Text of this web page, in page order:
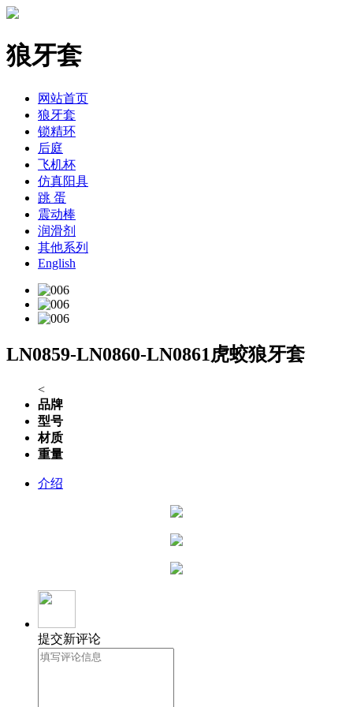
狼牙套
网站首页
狼牙套
锁精环
后庭
飞机杯
仿真阳具
跳 蛋
震动棒
润滑剂
其他系列
English
LN0859-LN0860-LN0861虎蛟狼牙套
<
品牌
型号
材质
重量
介绍
提交新评论